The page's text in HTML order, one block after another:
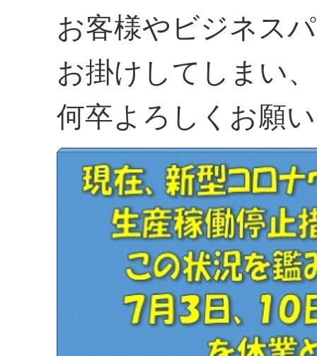
お客様やビジネス
お掛けしてしまい
何卒よろしくお願